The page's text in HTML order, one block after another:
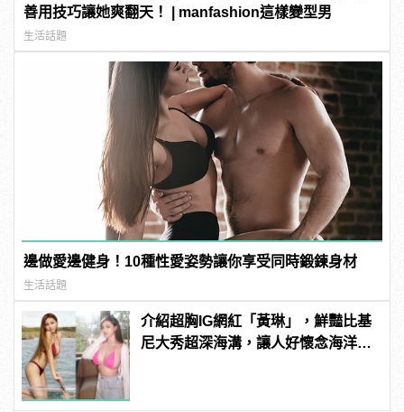
善用技巧讓她爽翻天！ | manfashion這樣變型男
生活話題
邊做愛邊健身！10種性愛姿勢讓你享受同時鍛鍊身材
生活話題
介紹超胸IG網紅「黃琳」，鮮豔比基
尼大秀超深海溝，讓人好懷念海洋風